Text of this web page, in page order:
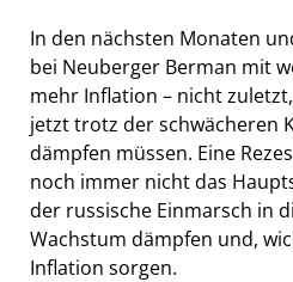
In den nächsten Monaten
bei Neuberger Berman mit
mehr Inflation – nicht
jetzt trotz der schwächeren
dämpfen müssen. Eine
noch immer nicht das
der russische Einmarsch in
Wachstum dämpfen und,
Inflation sorgen.